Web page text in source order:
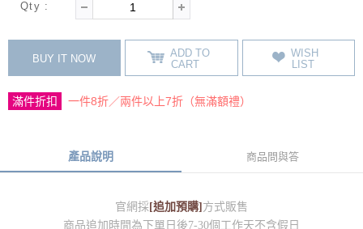
Qty :
BUY IT NOW
ADD TO
CART
WISH
LIST
滿件折扣 一件8折／兩件以上7折（無滿額禮）
產品說明 商品問與答
官網採 [追加預購] 方式販售
商品追加時間為下單日後7-30個工作天不含假日